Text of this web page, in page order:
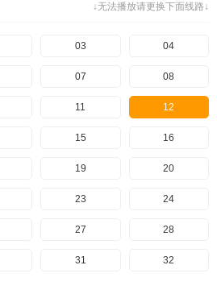
↓无法播放请更换下面线路↓
03 04
07 08
11 12
15 16
19 20
23 24
27 28
31 32